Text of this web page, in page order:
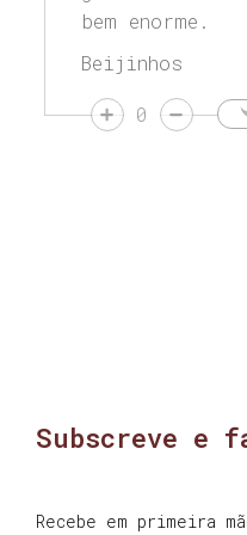
bem enorme.
Beijinhos
0
Subscreve e
Recebe em primeira